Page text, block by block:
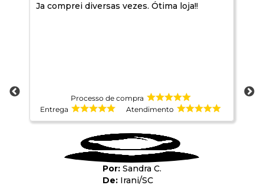
Ja comprei diversas vezes. Ótima loja!!
Processo de compra
Entrega
Atendimento
Sandra C.
Irani/SC